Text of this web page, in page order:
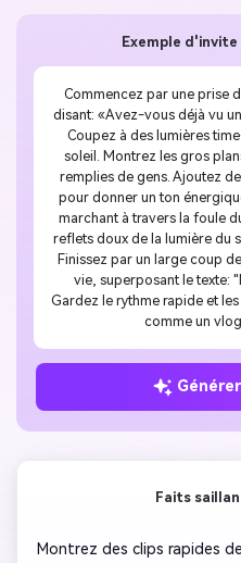
Exemple
Commencez par une prise
disant: «Avez-vous déjà vu
Coupez à des lumières
soleil. Montrez les gros
remplies de gens. Ajoutez
pour donner un ton
marchant à travers la foule
reflets doux de la lumière du
Finissez par un large coup
vie, superposant le texte:
Gardez le rythme rapide et
comme un
Faits
Montrez des clips rapides